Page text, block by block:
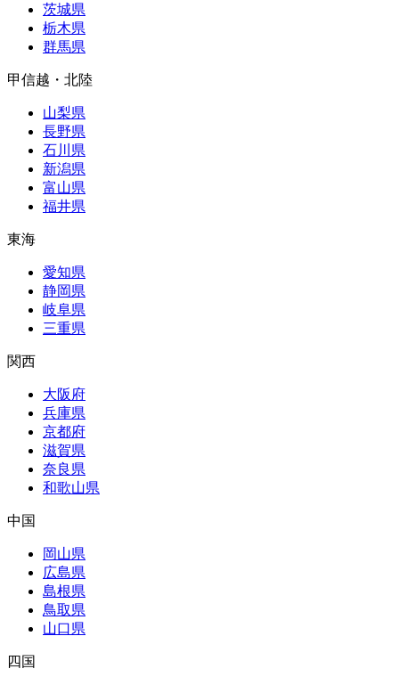
茨城県
栃木県
群馬県
甲信越・北陸
山梨県
長野県
石川県
新潟県
富山県
福井県
東海
愛知県
静岡県
岐阜県
三重県
関西
大阪府
兵庫県
京都府
滋賀県
奈良県
和歌山県
中国
岡山県
広島県
島根県
鳥取県
山口県
四国